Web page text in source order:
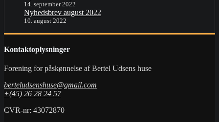
14. september 2022
Nyhedsbrev august 2022
10. august 2022
Kontaktoplysninger
Forening for påskønnelse af Bertel Udsens huse
berteludsenshuse@gmail.com
+(45) 26 28 24 57
CVR-nr: 43072870